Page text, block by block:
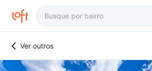
Ver outros